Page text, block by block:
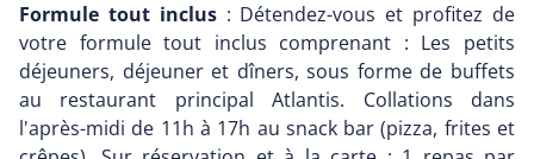
Formule tout inclus : Détendez-vous et profitez de
votre formule tout inclus comprenant : Les petits
déjeuners, déjeuner et dîners, sous forme de buffets
au restaurant principal Atlantis. Collations dans
l'après-midi de 11h à 17h au snack bar (pizza, frites et